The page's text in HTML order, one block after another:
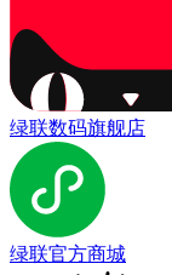
绿联数码旗舰店
绿联官方商城